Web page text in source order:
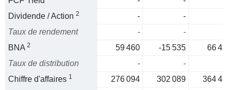
Dividende / Action 2 -
-
Taux de rendement
-
-
BNA 2 59 460 -15 535
66
Taux de distribution
-
-
Chiffre d'affaires 1 276 094 302 089
364